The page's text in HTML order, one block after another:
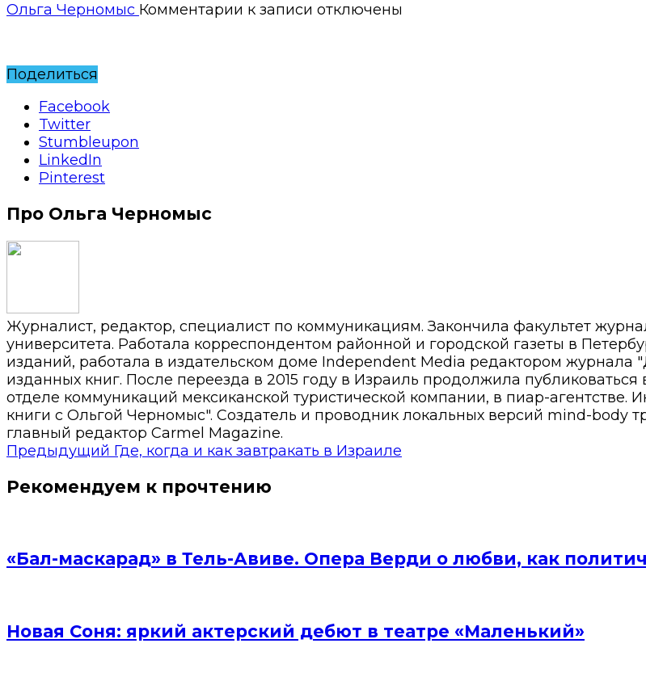
Ольга Черномыс Комментарии к записи отключены
Поделиться
Facebook
Twitter
Stumbleupon
LinkedIn
Pinterest
Про Ольга Черномыс
Журналист, редактор, специалист по коммуникациям. Закончила факультет
университета. Работала корреспондентом районной и городской газеты в
изданий, работала в издательском доме Independent Media редактором журнала
изданных книг. После переезда в 2015 году в Израиль продолжила публиковаться
отделе коммуникаций мексиканской туристической компании, в пиар-агентстве.
книги с Ольгой Черномыс". Создатель и проводник локальных версий mind-body
главный редактор Carmel Magazine.
Предыдущий Где, когда и как завтракать в Израиле
Рекомендуем к прочтению
«Бал-маскарад» в Тель-Авиве. Опера Верди о любви, как
Новая Соня: яркий актерский дебют в театре «Маленький»